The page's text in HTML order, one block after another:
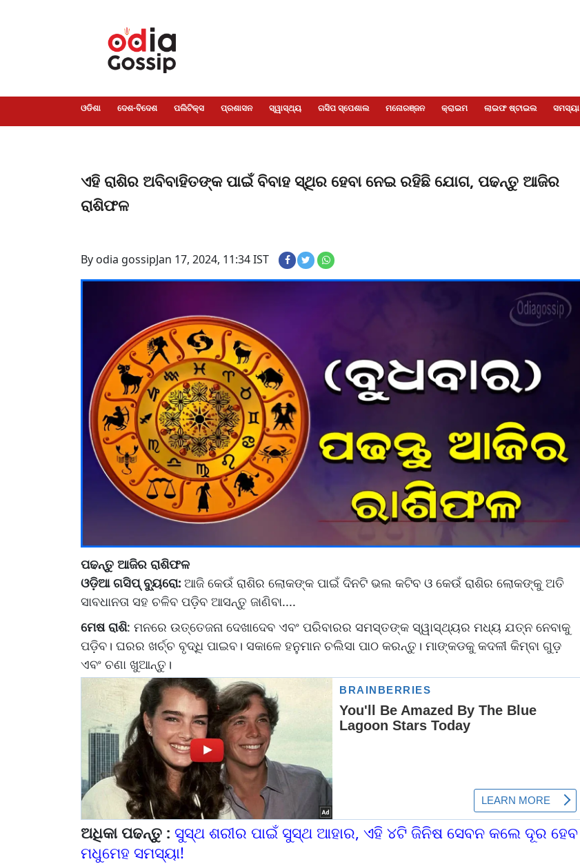
ଓଡିଶା ଦେଶ-ବିଦେଶ ପଲିଟିକ୍ସ ପ୍ରଶାସନ ସ୍ୱାସ୍ଥ୍ୟ ଗସିପ ସ୍ପେଶାଲ ମନୋରଞ୍ଜନ କ୍ରାଇମ ଲାଇଫ ଷ୍ଟାଇଲ ସମସ୍ୟା
ଏହି ରାଶିର ଅବିବାହିତଙ୍କ ପାଇଁ ବିବାହ ସ୍ଥିର ହେବା ନେଇ ରହିଛି ଯୋଗ, ପଢନ୍ତୁ ଆଜିର
ରାଶିଫଳ
By odia gossipJan 17, 2024, 11:34 IST
ପଢନ୍ତୁ ଆଜିର ରାଶିଫଳ
ଓଡ଼ିଆ ଗସିପ୍ ବ୍ୟୁରୋ: ଆଜି କେଉଁ ରାଶିର ଲୋକଙ୍କ ପାଇଁ ଦିନଟି ଭଲ କଟିବ ଓ କେଉଁ ରାଶିର ଲୋକଙ୍କୁ ଅତି
ସାବଧାନତା ସହ ଚଳିବ ପଡ଼ିବ ଆସନ୍ତୁ ଜାଣିବା....
ମେଷ ରାଶି: ମନରେ ଉତ୍ତେଜନା ଦେଖାଦେବ ଏବଂ ପରିବାରର ସମସ୍ତଙ୍କ ସ୍ୱାସ୍ଥ୍ୟର ମଧ୍ୟ ଯତ୍ନ ନେବାକୁ
ପଡ଼ିବ। ଘରର ଖର୍ଚ୍ଚ ବୃଦ୍ଧି ପାଇବ। ସକାଳେ ହନୁମାନ ଚଲିସା ପାଠ କରନ୍ତୁ। ମାଙ୍କଡକୁ କଦଳୀ କିମ୍ବା ଗୁଡ଼
ଏବଂ ଚଣା ଖୁଆନ୍ତୁ।
ଅଧିକା ପଢନ୍ତୁ : ସୁସ୍ଥ ଶରୀର ପାଇଁ ସୁସ୍ଥ ଆହାର, ଏହି ୪ଟି ଜିନିଷ ସେବନ କଲେ ଦୂର ହେବ
ମଧୁମେହ ସମସ୍ୟା!